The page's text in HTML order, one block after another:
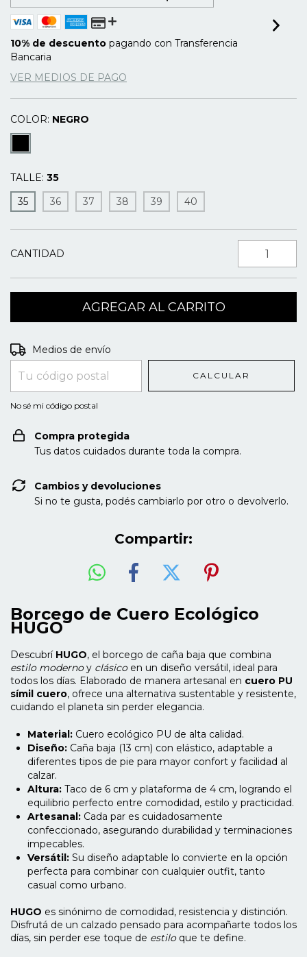
10% de descuento pagando con Transferencia
Bancaria
VER MEDIOS DE PAGO
COLOR: NEGRO
TALLE: 35
35
36 37 38 39 40
CANTIDAD
Entregas para el CP:
Medios de envío
CALCULAR
No sé mi código postal
Compra protegida
Tus datos cuidados durante toda la compra.
Cambios y devoluciones
Si no te gusta, podés cambiarlo por otro o devolverlo.
Compartir:
Borcego de Cuero Ecológico
HUGO
Descubrí HUGO, el borcego de caña baja que combina
estilo modernoy clásicoen un diseño versátil, ideal para
todos los días. Elaborado de manera artesanal en cuero PU
símil cuero, ofrece una alternativa sustentable y resistente,
cuidando el planeta sin perder elegancia.
Material: Cuero ecológico PU de alta calidad.
Diseño: Caña baja (13 cm) con elástico, adaptable a
diferentes tipos de pie para mayor confort y facilidad al
calzar.
Altura: Taco de 6 cm y plataforma de 4 cm, logrando el
equilibrio perfecto entre comodidad, estilo y practicidad.
Artesanal: Cada par es cuidadosamente
confeccionado, asegurando durabilidad y terminaciones
impecables.
Versátil: Su diseño adaptable lo convierte en la opción
perfecta para combinar con cualquier outfit, tanto
casual como urbano.
HUGO es sinónimo de comodidad, resistencia y distinción.
Disfrutá de un calzado pensado para acompañarte todos los
días, sin perder ese toque de estiloque te define.